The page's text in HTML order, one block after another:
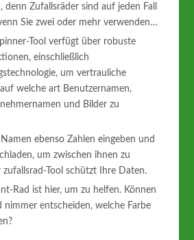
Zufallsräder sind auf jeden Fall
Sie zwei oder mehr verwenden…
Tool verfügt über robuste
einschließlich
um vertrauliche
welche art Benutzernamen,
und Bilder zu
ebenso Zahlen eingeben und
um zwischen ihnen zu
zufallsrad-Tool schützt Ihre Daten.
Rad ist hier, um zu helfen. Können
nimmer entscheiden, welche Farbe